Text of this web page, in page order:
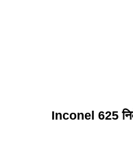
Inconel 625